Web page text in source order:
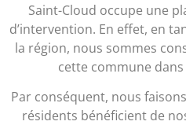
Saint-Cloud occupe une
d’intervention. En effet, en
la région, nous sommes
cette commune
Par conséquent, nous
résidents bénéficient de